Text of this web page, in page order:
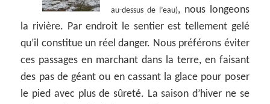
au-dessus de l’eau), nous longeons
la rivière. Par endroit le sentier est tellement gelé
qu’il constitue un réel danger. Nous préférons éviter
ces passages en marchant dans la terre, en faisant
des pas de géant ou en cassant la glace pour poser
le pied avec plus de sûreté. La saison d’hiver ne se